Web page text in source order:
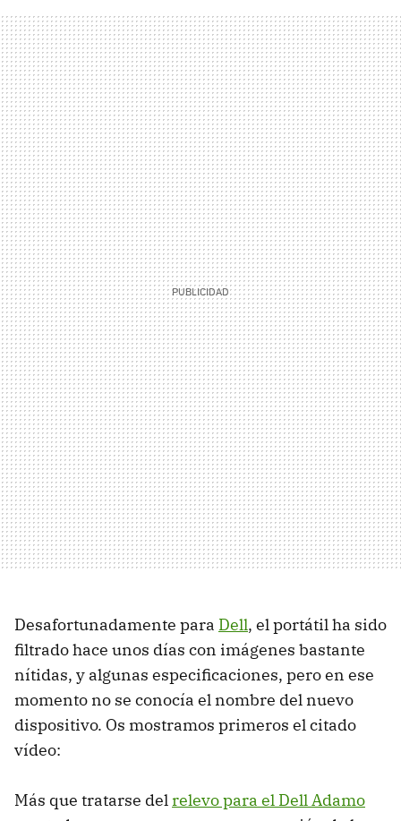
Desafortunadamente para Dell, el portátil ha sido
filtrado hace unos días con imágenes bastante
nítidas, y algunas especificaciones, pero en ese
momento no se conocía el nombre del nuevo
dispositivo. Os mostramos primeros el citado
vídeo:
Más que tratarse delrelevo para el Dell Adamo